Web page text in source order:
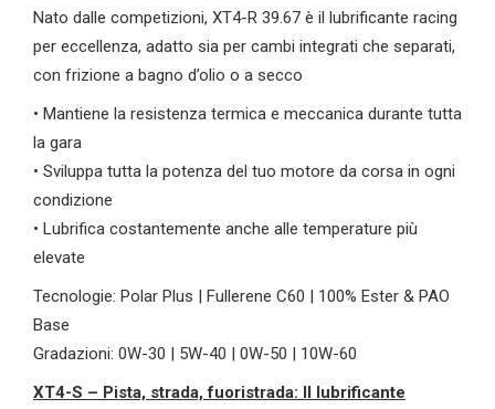
Nato dalle competizioni, XT4-R 39.67 è il lubrificante racing
per eccellenza, adatto sia per cambi integrati che separati,
con frizione a bagno d’olio o a secco
• Mantiene la resistenza termica e meccanica durante tutta
la gara
• Sviluppa tutta la potenza del tuo motore da corsa in ogni
condizione
• Lubrifica costantemente anche alle temperature più
elevate
Tecnologie: Polar Plus | Fullerene C60 | 100% Ester & PAO
Base
Gradazioni: 0W-30 | 5W-40 | 0W-50 | 10W-60
XT4-S – Pista, strada, fuoristrada: Il lubrificante